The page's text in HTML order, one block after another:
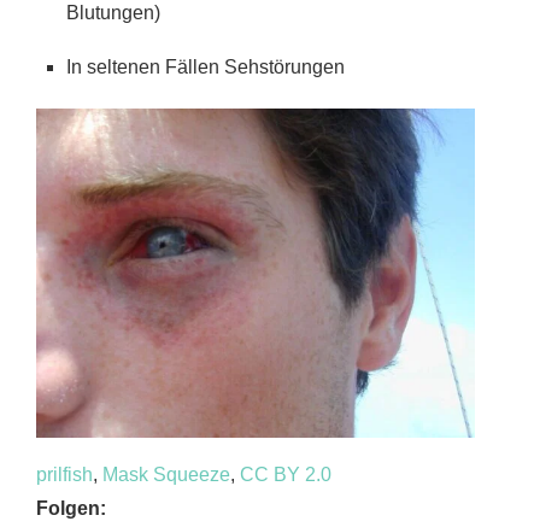
Blutungen)
In seltenen Fällen Sehstörungen
prilfish, Mask Squeeze, CC BY 2.0
Folgen: